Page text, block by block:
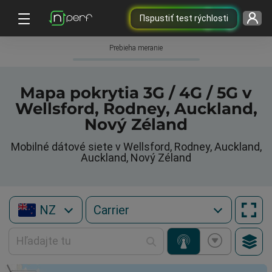
Пspustiť test rýchlosti
Prebieha meranie
Mapa pokrytia 3G / 4G / 5G v
Wellsford, Rodney, Auckland,
Nový Zéland
Mobilné dátové siete v Wellsford, Rodney, Auckland,
Auckland, Nový Zéland
NZ